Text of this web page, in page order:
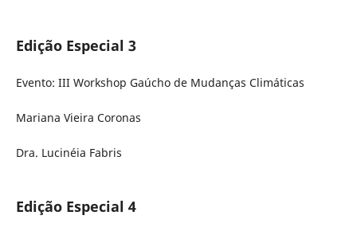
Edição Especial 3
Evento: III Workshop Gaúcho de Mudanças Climáticas
Mariana Vieira Coronas
Dra. Lucinéia Fabris
Edição Especial 4